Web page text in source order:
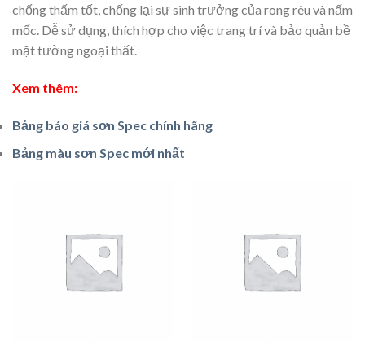
chống thấm tốt, chống lại sự sinh trưởng của rong rêu và nấm
mốc. Dễ sử dụng, thích hợp cho việc trang trí và bảo quản bề
mặt tường ngoại thất.
Xem thêm:
Bảng báo giá sơn Spec chính hãng
Bảng màu sơn Spec mới nhất